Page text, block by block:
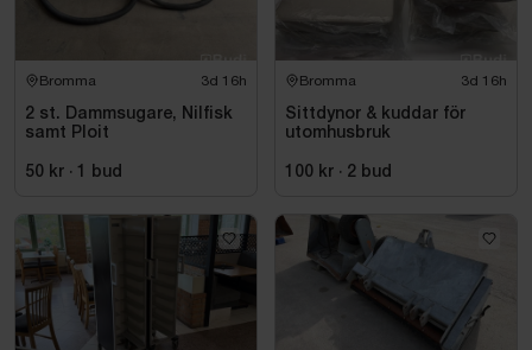
Bromma 3d 16h
2 st. Dammsugare, Nilfisk
samt Ploit
50 kr · 1 bud
Bromma 3d 16h
Sittdynor & kuddar för
utomhusbruk
100 kr · 2 bud